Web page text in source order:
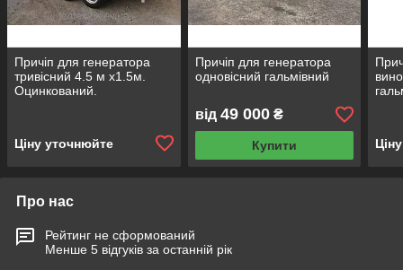
Причіп для генератора
тривісний 4.5 м х1.5м.
Оцинкований.
Ціну уточнюйте
Причіп для генератора
одновісний гальмівний
від 49 000₴
Купити
Про нас
Рейтинг не сформований
Менше 5 відгуків за останній рік